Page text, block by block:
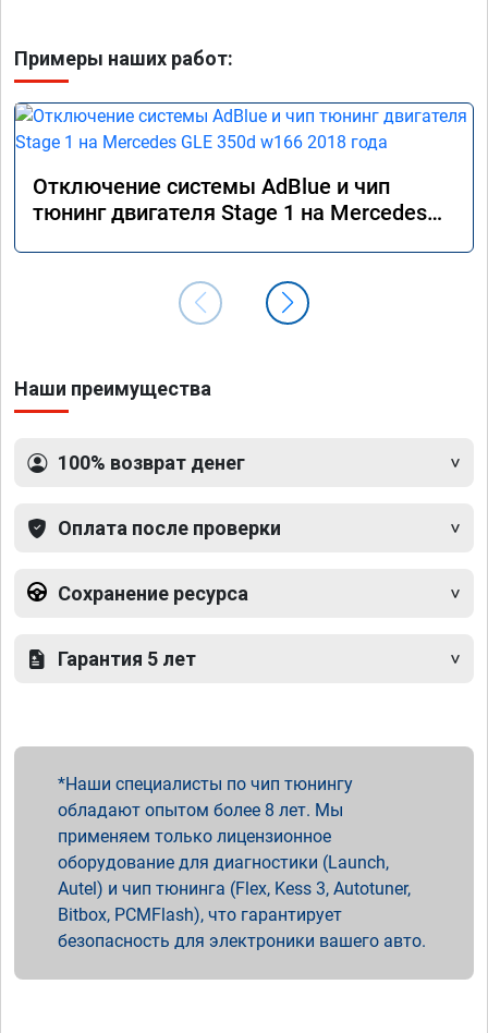
Примеры наших работ:
Отключение системы AdBlue и чип
тюнинг двигателя Stage 1 на Mercedes
Наши преимущества
100% возврат денег
Оплата после проверки
Сохранение ресурса
Гарантия 5 лет
Наши специалисты по чип тюнингу
обладают опытом более 8 лет. Мы
применяем только лицензионное
оборудование для диагностики (Launch,
Autel) и чип тюнинга (Flex, Kess 3, Autotuner,
Bitbox, PCMFlash), что гарантирует
безопасность для электроники вашего авто.